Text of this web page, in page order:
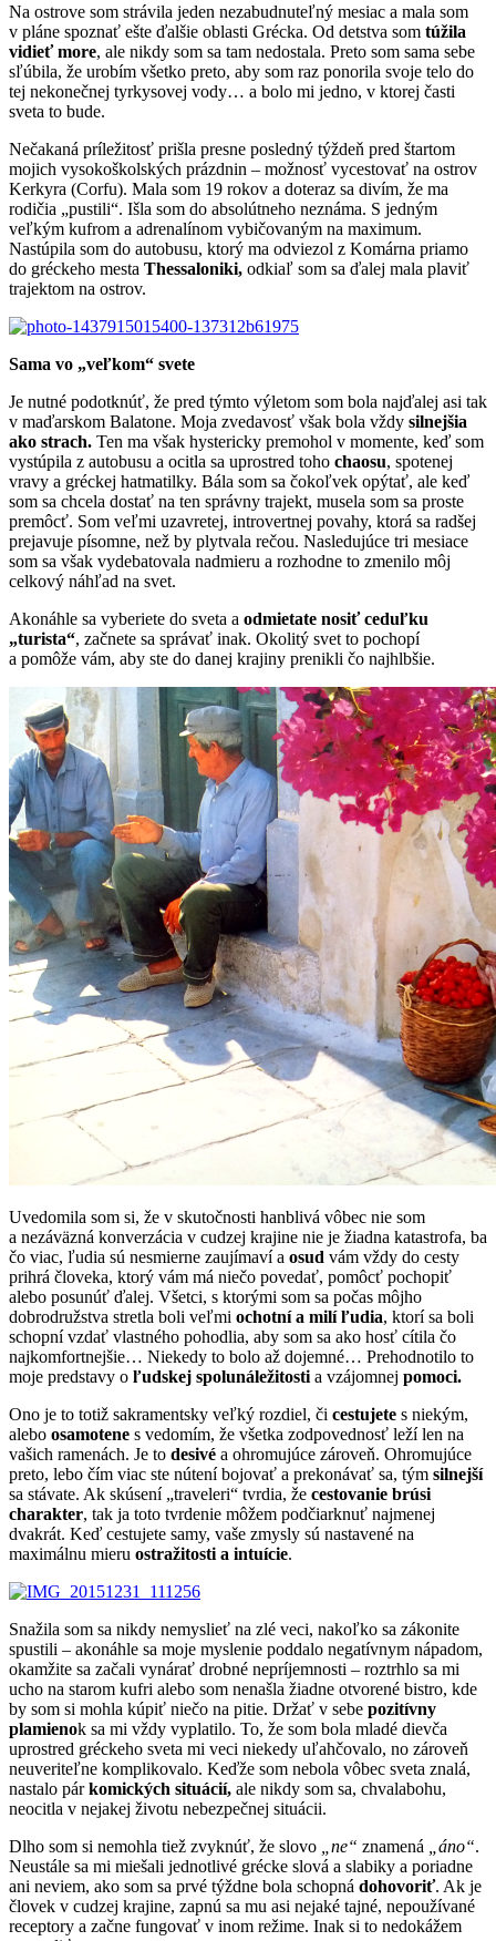
Na ostrove som strávila jeden nezabudnuteľný mesiac a mala som
v pláne spoznať ešte ďalšie oblasti Grécka. Od detstva som túžila
vidieť more, ale nikdy som sa tam nedostala. Preto som sama sebe
sľúbila, že urobím všetko preto, aby som raz ponorila svoje telo do
tej nekonečnej tyrkysovej vody… a bolo mi jedno, v ktorej časti
sveta to bude.
Nečakaná príležitosť prišla presne posledný týždeň pred štartom
mojich vysokoškolských prázdnin – možnosť vycestovať na ostrov
Kerkyra (Corfu). Mala som 19 rokov a doteraz sa divím, že ma
rodičia „pustili“. Išla som do absolútneho neznáma. S jedným
veľkým kufrom a adrenalínom vybičovaným na maximum.
Nastúpila som do autobusu, ktorý ma odviezol z Komárna priamo
do gréckeho mesta Thessaloniki, odkiaľ som sa ďalej mala plaviť
trajektom na ostrov.
Sama vo „veľkom“ svete
Je nutné podotknúť, že pred týmto výletom som bola najďalej asi tak
v maďarskom Balatone. Moja zvedavosť však bola vždy silnejšia
ako strach. Ten ma však hystericky premohol v momente, keď som
vystúpila z autobusu a ocitla sa uprostred toho chaosu, spotenej
vravy a gréckej hatmatilky. Bála som sa čokoľvek opýtať, ale keď
som sa chcela dostať na ten správny trajekt, musela som sa proste
premôcť. Som veľmi uzavretej, introvertnej povahy, ktorá sa radšej
prejavuje písomne, než by plytvala rečou. Nasledujúce tri mesiace
som sa však vydebatovala nadmieru a rozhodne to zmenilo môj
celkový náhľad na svet.
Akonáhle sa vyberiete do sveta a odmietate nosiť ceduľku
„turista“, začnete sa správať inak. Okolitý svet to pochopí
a pomôže vám, aby ste do danej krajiny prenikli čo najhlbšie.
Uvedomila som si, že v skutočnosti hanblivá vôbec nie som
a nezáväzná konverzácia v cudzej krajine nie je žiadna katastrofa, ba
čo viac, ľudia sú nesmierne zaujímaví a osud vám vždy do cesty
prihrá človeka, ktorý vám má niečo povedať, pomôcť pochopiť
alebo posunúť ďalej. Všetci, s ktorými som sa počas môjho
dobrodružstva stretla boli veľmi ochotní a milí ľudia, ktorí sa boli
schopní vzdať vlastného pohodlia, aby som sa ako hosť cítila čo
najkomfortnejšie… Niekedy to bolo až dojemné… Prehodnotilo to
moje predstavy o ľudskej spolunáležitosti a vzájomnej pomoci.
Ono je to totiž sakramentsky veľký rozdiel, či cestujete s niekým,
alebo osamotene s vedomím, že všetka zodpovednosť leží len na
vašich ramenách. Je to desivé a ohromujúce zároveň. Ohromujúce
preto, lebo čím viac ste nútení bojovať a prekonávať sa, tým silnejší
sa stávate. Ak skúsení „traveleri“ tvrdia, že cestovanie brúsi
charakter, tak ja toto tvrdenie môžem podčiarknuť najmenej
dvakrát. Keď cestujete samy, vaše zmysly sú nastavené na
maximálnu mieru ostražitosti a intuície.
Snažila som sa nikdy nemyslieť na zlé veci, nakoľko sa zákonite
spustili – akonáhle sa moje myslenie poddalo negatívnym nápadom,
okamžite sa začali vynárať drobné nepríjemnosti – roztrhlo sa mi
ucho na starom kufri alebo som nenašla žiadne otvorené bistro, kde
by som si mohla kúpiť niečo na pitie. Držať v sebe pozitívny
plamienok sa mi vždy vyplatilo. To, že som bola mladé dievča
uprostred gréckeho sveta mi veci niekedy uľahčovalo, no zároveň
neuveriteľne komplikovalo. Keďže som nebola vôbec sveta znalá,
nastalo párkomických situácií, ale nikdy som sa, chvalabohu,
neocitla v nejakej životu nebezpečnej situácii.
Dlho som si nemohla tiež zvyknúť, že slovo
„ne“ znamená „áno“.
Neustále sa mi miešali jednotlivé grécke slová a slabiky a poriadne
ani neviem, ako som sa prvé týždne bola schopná dohovoriť. Ak je
človek v cudzej krajine, zapnú sa mu asi nejaké tajné, nepoužívané
receptory a začne fungovať v inom režime. Inak si to nedokážem